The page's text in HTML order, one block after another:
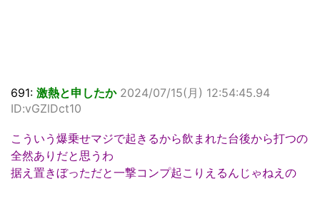
691: 激熱と申したか 2024/07/15(月) 12:54:45.94
ID:vGZlDct10
こういう爆乗せマジで起きるから飲まれた台後から打つの
全然ありだと思うわ
据え置きぼっただと一撃コンプ起こりえるんじゃねえの